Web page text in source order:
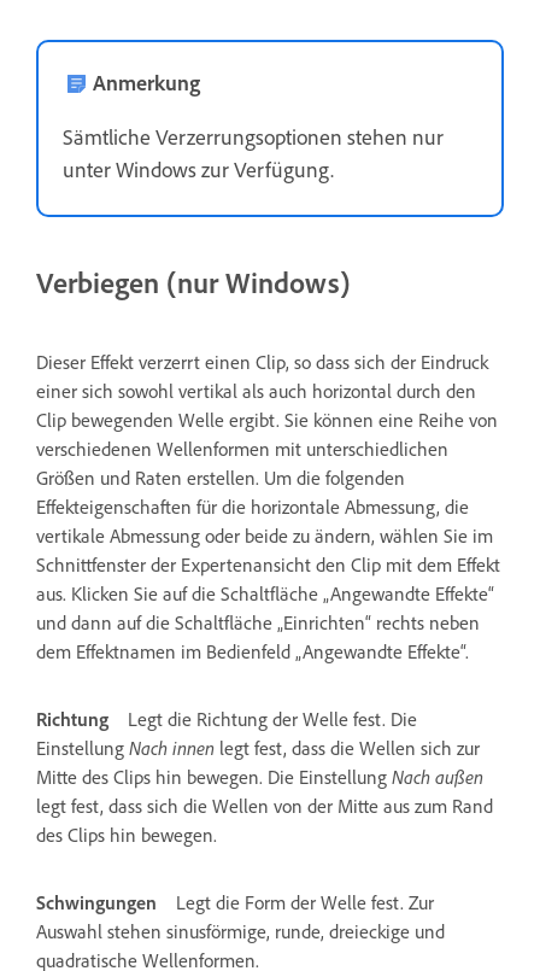
Anmerkung
Sämtliche Verzerrungsoptionen stehen nur
unter Windows zur Verfügung.
Verbiegen (nur Windows)
Dieser Effekt verzerrt einen Clip, so dass sich der Eindruck
einer sich sowohl vertikal als auch horizontal durch den
Clip bewegenden Welle ergibt. Sie können eine Reihe von
verschiedenen Wellenformen mit unterschiedlichen
Größen und Raten erstellen. Um die folgenden
Effekteigenschaften für die horizontale Abmessung, die
vertikale Abmessung oder beide zu ändern, wählen Sie im
Schnittfenster der Expertenansicht den Clip mit dem Effekt
aus. Klicken Sie auf die Schaltfläche „Angewandte Effekte“
und dann auf die Schaltfläche „Einrichten“ rechts neben
dem Effektnamen im Bedienfeld „Angewandte Effekte“.
Richtung
Legt die Richtung der Welle fest. Die
Einstellung Nach innen legt fest, dass die Wellen sich zur
Mitte des Clips hin bewegen. Die Einstellung Nach außen
legt fest, dass sich die Wellen von der Mitte aus zum Rand
des Clips hin bewegen.
Schwingungen
Legt die Form der Welle fest. Zur
Auswahl stehen sinusförmige, runde, dreieckige und
quadratische Wellenformen.